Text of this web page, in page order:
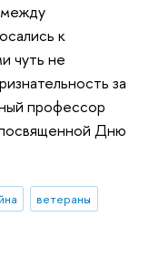
между
к
чуть не
за
профессор
Дню
ветераны